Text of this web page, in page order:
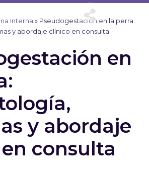
Interna » Pseudogestación en la perra:
y abordaje clínico en consulta
en
y abordaje
consulta